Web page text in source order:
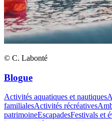
© C. Labonté
Blogue
Activités aquatiques et nautiques
familialesActivités récréatives
patrimoineEscapadesFestivals et